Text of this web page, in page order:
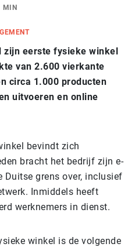
MIN
zijn eerste fysieke winkel
van 2.600 vierkante
circa 1.000 producten
uitvoeren en online
bevindt zich
bracht het bedrijf zijn e-
grens over, inclusief
Inmiddels heeft
werknemers in dienst.
winkel is de volgende